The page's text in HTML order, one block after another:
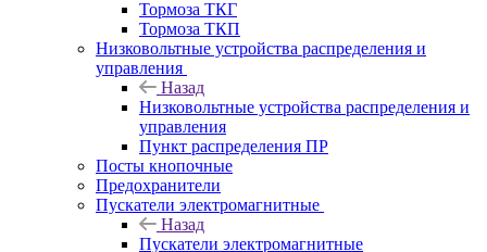
Тормоза ТКГ
Тормоза ТКП
Низковольтные устройства распределения и
управления
Назад
Низковольтные устройства распределения и
управления
Пункт распределения ПР
Посты кнопочные
Предохранители
Пускатели электромагнитные
Назад
Пускатели электромагнитные